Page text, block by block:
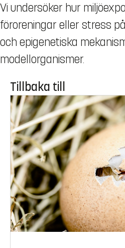
Vi undersöker hur
föroreningar eller stress
och epigenetiska
modellorganismer.
Tillbaka till